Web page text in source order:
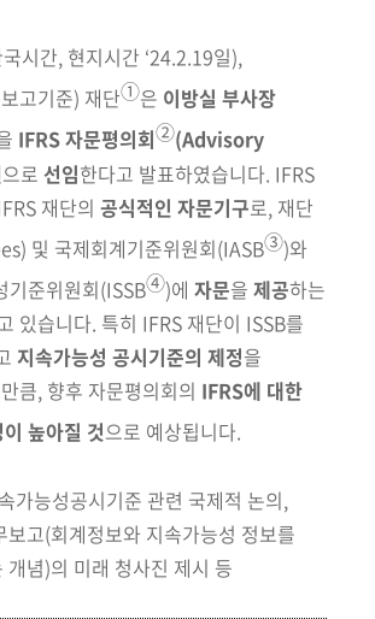
시간, 현지시간 ‘24.2.19일),
고기준) 재단①은 이방실 부사장
IFRS자문평의회②(Advisory
으로 선임한다고 발표하였습니다. IFRS
재단의 공식적인 자문기구로, 재단
및 국제회계기준위원회(IASB③)와
기준위원회(ISSB④)에 자문을 제공하는
있습니다. 특히 IFRS 재단이 ISSB를
지속가능성 공시기준의 제정을
큼, 향후 자문평의회의 IFRS에 대한
높아질 것으로 예상됩니다.
가능성공시기준 관련 국제적 논의,
보고(회계정보와 지속가능성 정보를
개념)의 미래 청사진 제시 등